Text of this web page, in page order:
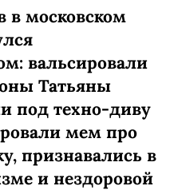
в московском
вальсировали
Татьяны
под техно-диву
мем про
признавались в
и нездоровой